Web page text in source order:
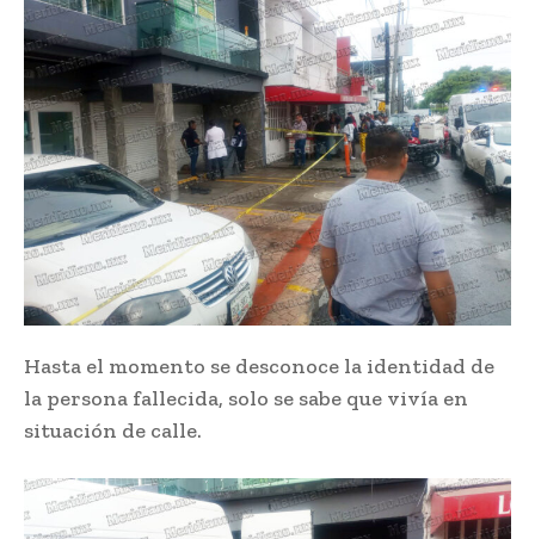
Hasta el momento se desconoce la identidad de
la persona fallecida, solo se sabe que vivía en
situación de calle.